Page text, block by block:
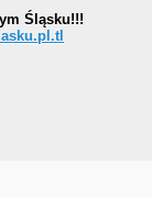
Śląsku!!!